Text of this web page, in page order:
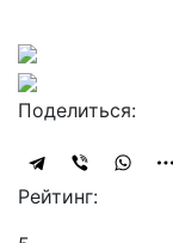
Поделиться:
Рейтинг: